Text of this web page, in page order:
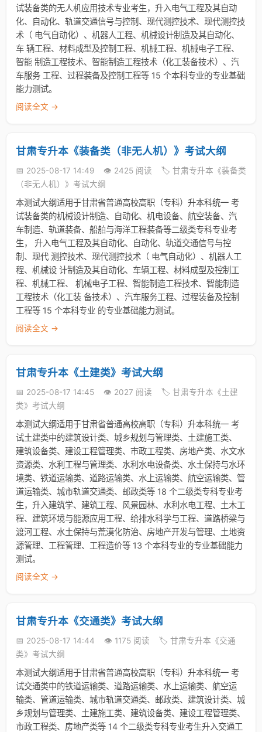
试装备类的无人机应用技术专业考生，升入电气工程及其自动
化、自动化、轨道交通信号与控制、现代测控技术、现代测控技
术（ 电气自动化）、机器人工程、机械设计制造及其自动化、
车 辆工程、材料成型及控制工程、机械工程、机械电子工程、
智能 制造工程技术、智能制造工程技术（化工装备技术）、汽
车服务 工程、过程装备及控制工程等 15 个本科专业的专业基础
能力测试。
阅读全文 →
甘肃专升本《装备类（非无人机）》考试大纲
📅 2025-08-17 14:49 👁️ 2425 阅读
🏷️ 甘肃专升本《装备类
（非无人机）》考试大纲
本测试大纲适用于甘肃省普通高校高职（专科）升本科统一 考
试装备类的机械设计制造、自动化、机电设备、航空装备、汽
车制造、轨道装备、船舶与海洋工程装备等二级类专科专业考
生， 升入电气工程及其自动化、自动化、轨道交通信号与控
制、现代 测控技术、现代测控技术（ 电气自动化）、机器人工
程、机械设 计制造及其自动化、车辆工程、材料成型及控制工
程、机械工程、 机械电子工程、智能制造工程技术、智能制造
工程技术（化工装 备技术）、汽车服务工程、过程装备及控制
工程等 15 个本科专业 的专业基础能力测试。
阅读全文 →
甘肃专升本《土建类》考试大纲
📅 2025-08-17 14:45 👁️ 2027 阅读
🏷️ 甘肃专升本《土建
类》考试大纲
本测试大纲适用于甘肃省普通高校高职（专科）升本科统一 考
试土建类中的建筑设计类、城乡规划与管理类、土建施工类、
建筑设备类、建设工程管理类、市政工程类、房地产类、水文水
资源类、水利工程与管理类、水利水电设备类、水土保持与水环
境类、铁道运输类、道路运输类、水上运输类、航空运输类、管
道运输类、城市轨道交通类、邮政类等 18 个二级类专科专业考
生，升入建筑学、建筑工程、风景园林、水利水电工程、土木工
程、建筑环境与能源应用工程、给排水科学与工程、道路桥梁与
渡河工程、水土保持与荒漠化防治、房地产开发与管理、土地资
源管理、工程管理、工程造价等 13 个本科专业的专业基础能力
测试。
阅读全文 →
甘肃专升本《交通类》考试大纲
📅 2025-08-17 14:44 👁️ 1175 阅读
🏷️ 甘肃专升本《交通
类》考试大纲
本测试大纲适用于甘肃省普通高校高职（专科）升本科统一 考
试交通类中的铁道运输类、道路运输类、水上运输类、航空运
输类、管道运输类、城市轨道交通类、邮政类、建筑设计类、城
乡规划与管理类、土建施工类、建筑设备类、建设工程管理类、
市政工程类、房地产类等 14 个二级类专科专业考生升入交通工